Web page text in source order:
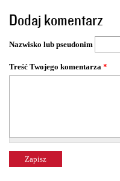
r
o
n
y
Dodaj komentarz
Nazwisko lub pseudonim
Treść Twojego komentarza *